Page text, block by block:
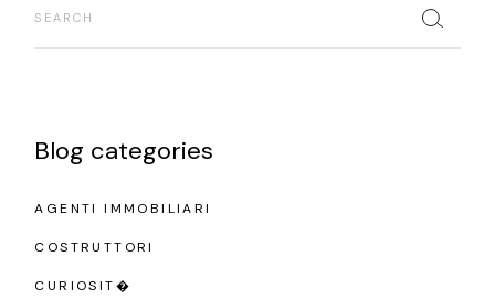
Blog categories
AGENTI IMMOBILIARI
COSTRUTTORI
CURIOSIT�